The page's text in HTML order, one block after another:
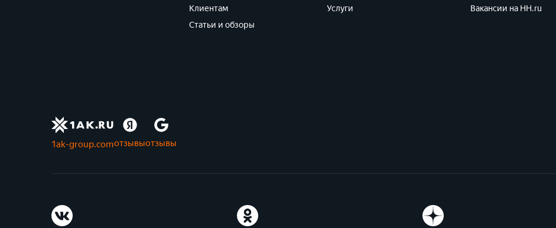
Клиентам
Статьи и обзоры
Услуги
Вакансии на HH.ru
1ak-group.comотзывыотзывы